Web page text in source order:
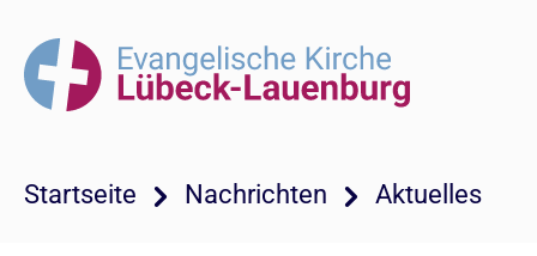
Startseite Nachrichten Aktuelles